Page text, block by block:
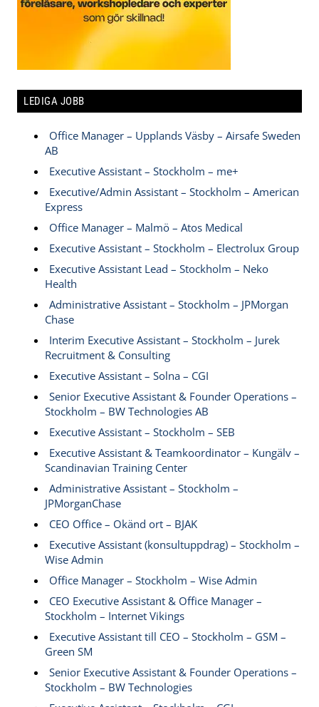
LEDIGA JOBB
Office Manager – Upplands Väsby – Airsafe Sweden
AB
Executive Assistant – Stockholm – me+
Executive/Admin Assistant – Stockholm – American
Express
Office Manager – Malmö – Atos Medical
Executive Assistant – Stockholm – Electrolux Group
Executive Assistant Lead – Stockholm – Neko
Health
Administrative Assistant – Stockholm – JPMorgan
Chase
Interim Executive Assistant – Stockholm – Jurek
Recruitment & Consulting
Executive Assistant – Solna – CGI
Senior Executive Assistant & Founder Operations –
Stockholm – BW Technologies AB
Executive Assistant – Stockholm – SEB
Executive Assistant & Teamkoordinator – Kungälv –
Scandinavian Training Center
Administrative Assistant – Stockholm –
JPMorganChase
CEO Office – Okänd ort – BJAK
Executive Assistant (konsultuppdrag) – Stockholm –
Wise Admin
Office Manager – Stockholm – Wise Admin
CEO Executive Assistant & Office Manager –
Stockholm – Internet Vikings
Executive Assistant till CEO – Stockholm – GSM –
Green SM
Senior Executive Assistant & Founder Operations –
Stockholm – BW Technologies